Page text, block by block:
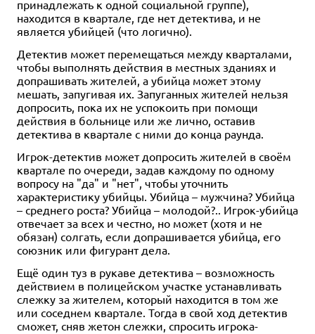
принадлежать к одной социальной группе),
находится в квартале, где нет детектива, и не
является убийцей (что логично).
Детектив может перемещаться между кварталами,
чтобы выполнять действия в местных зданиях и
допрашивать жителей, а убийца может этому
мешать, запугивая их. Запуганных жителей нельзя
допросить, пока их не успокоить при помощи
действия в больнице или же лично, оставив
детектива в квартале с ними до конца раунда.
Игрок-детектив может допросить жителей в своём
квартале по очереди, задав каждому по одному
вопросу на "да" и "нет", чтобы уточнить
характеристику убийцы. Убийца – мужчина? Убийца
– среднего роста? Убийца – молодой?.. Игрок-убийца
отвечает за всех и честно, но может (хотя и не
обязан) солгать, если допрашивается убийца, его
союзник или фигурант дела.
Ещё один туз в рукаве детектива – возможность
действием в полицейском участке устанавливать
слежку за жителем, который находится в том же
или соседнем квартале. Тогда в свой ход детектив
сможет, сняв жетон слежки, спросить игрока-